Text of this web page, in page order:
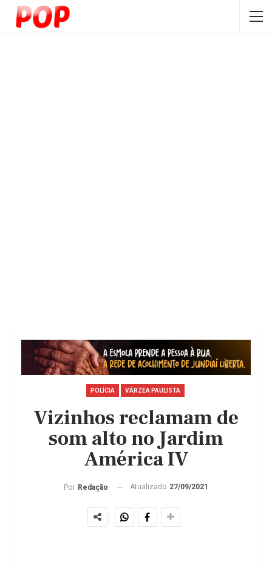
POLÍCIA VÁRZEA PAULISTA
Vizinhos reclamam de
som alto no Jardim
América IV
Por Redação Atualizado 27/09/2021